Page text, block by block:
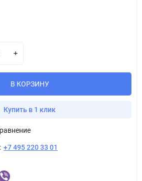
В КОРЗИНУ
Купить в 1 клик
+7 495 220 33 01